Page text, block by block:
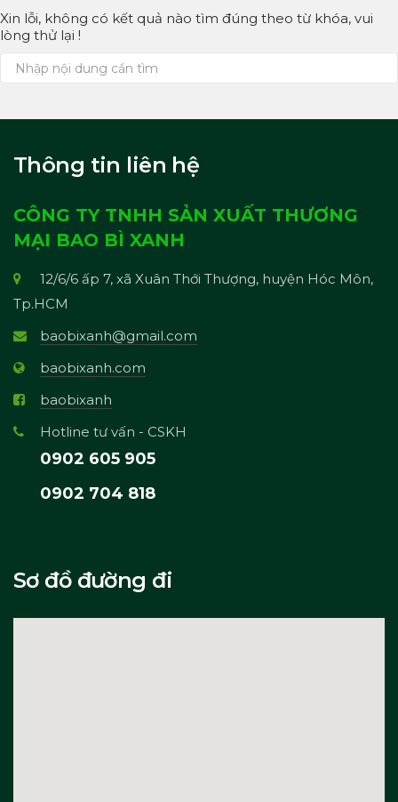
Xin lỗi, không có kết quả nào tìm đúng theo từ khóa, vui
lòng thử lại !
Thông tin liên hệ
CÔNG TY TNHH SẢN XUẤT THƯƠNG
MẠI BAO BÌ XANH
12/6/6 ấp 7, xã Xuân Thới Thượng, huyện Hóc Môn,
Tp.HCM
baobixanh@gmail.com
baobixanh.com
baobixanh
Hotline tư vấn - CSKH
0902 605 905
0902 704 818
Sơ đồ đường đi